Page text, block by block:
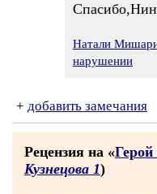
Натали
нарушении
+ добавить замечания
Рецензия на «
Кузнецова 1)